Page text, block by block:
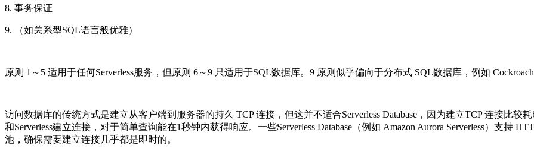
8. 事务保证
9. （如关系型SQL语言般优雅）
原则 1～5 适用于任何Serverless服务，但原则 6～9 只适用于SQL数据库。9 原则似乎偏向于分布式 SQL数据库，例如
访问数据库的传统方式是建立从客户端到服务器的持久 TCP 连接，但这并不适合Serverless Database，因为建立TCP 连接比
和Serverless建立连接，对于简单查询能在1秒钟内获得响应。一些Serverless Database（例如 Amazon Aurora Serverless）支持
池，确保需要建立连接几乎都是即时的。